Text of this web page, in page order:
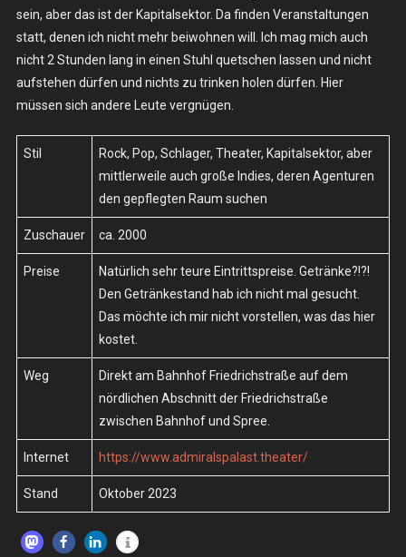
sein, aber das ist der Kapitalsektor. Da finden Veranstaltungen
statt, denen ich nicht mehr beiwohnen will. Ich mag mich auch
nicht 2 Stunden lang in einen Stuhl quetschen lassen und nicht
aufstehen dürfen und nichts zu trinken holen dürfen. Hier
müssen sich andere Leute vergnügen.
Stil
Rock, Pop, Schlager, Theater, Kapitalsektor, aber
mittlerweile auch große Indies, deren Agenturen
den gepflegten Raum suchen
Zuschauer ca. 2000
Preise
Natürlich sehr teure Eintrittspreise. Getränke?!?!
Den Getränkestand hab ich nicht mal gesucht.
Das möchte ich mir nicht vorstellen, was das hier
kostet.
Weg
Direkt am Bahnhof Friedrichstraße auf dem
nördlichen Abschnitt der Friedrichstraße
zwischen Bahnhof und Spree.
Internet https://www.admiralspalast.theater/
Stand Oktober 2023